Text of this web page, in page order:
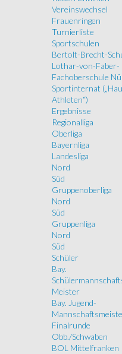
Vereinswechsel
Frauenringen
Turnierliste
Sportschulen
Bertolt-Brecht-
Lothar-von-Faber-
Fachoberschule
Sportinternat
Athleten“)
Ergebnisse
Regionalliga
Oberliga
Bayernliga
Landesliga
Nord
Süd
Gruppenoberliga
Nord
Süd
Gruppenliga
Nord
Süd
Schüler
Bay.
Meister
Bay. Jugend-
Finalrunde
Obb./Schwaben
BOL Mittelfranken